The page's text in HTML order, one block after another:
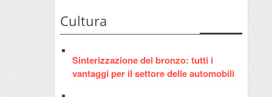
Cultura
Sinterizzazione del bronzo: tutti i
vantaggi per il settore delle automobili